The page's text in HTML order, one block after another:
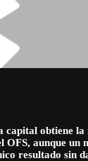
capital obtiene
OFS, aunque un
resultado sin